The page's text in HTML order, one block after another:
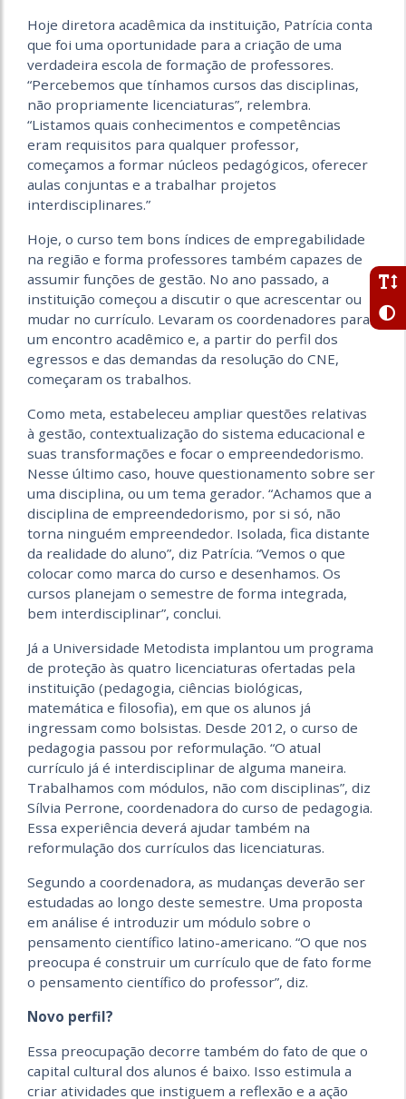
Hoje diretora acadêmica da instituição, Patrícia conta
que foi uma oportunidade para a criação de uma
verdadeira escola de formação de professores.
“Percebemos que tínhamos cursos das disciplinas,
não propriamente licenciaturas”, relembra.
“Listamos quais conhecimentos e competências
eram requisitos para qualquer professor,
começamos a formar núcleos pedagógicos, oferecer
aulas conjuntas e a trabalhar projetos
interdisciplinares.”
Hoje, o curso tem bons índices de empregabilidade
na região e forma professores também capazes de
assumir funções de gestão. No ano passado, a
instituição começou a discutir o que acrescentar ou
mudar no currículo. Levaram os coordenadores para
um encontro acadêmico e, a partir do perfil dos
egressos e das demandas da resolução do CNE,
começaram os trabalhos.
Como meta, estabeleceu ampliar questões relativas
à gestão, contextualização do sistema educacional e
suas transformações e focar o empreendedorismo.
Nesse último caso, houve questionamento sobre ser
uma disciplina, ou um tema gerador. “Achamos que a
disciplina de empreendedorismo, por si só, não
torna ninguém empreendedor. Isolada, fica distante
da realidade do aluno”, diz Patrícia. “Vemos o que
colocar como marca do curso e desenhamos. Os
cursos planejam o semestre de forma integrada,
bem interdisciplinar”, conclui.
Já a Universidade Metodista implantou um programa
de proteção às quatro licenciaturas ofertadas pela
instituição (pedagogia, ciências biológicas,
matemática e filosofia), em que os alunos já
ingressam como bolsistas. Desde 2012, o curso de
pedagogia passou por reformulação. “O atual
currículo já é interdisciplinar de alguma maneira.
Trabalhamos com módulos, não com disciplinas”, diz
Sílvia Perrone, coordenadora do curso de pedagogia.
Essa experiência deverá ajudar também na
reformulação dos currículos das licenciaturas.
Segundo a coordenadora, as mudanças deverão ser
estudadas ao longo deste semestre. Uma proposta
em análise é introduzir um módulo sobre o
pensamento científico latino-americano. “O que nos
preocupa é construir um currículo que de fato forme
o pensamento científico do professor”, diz.
Novo perfil?
Essa preocupação decorre também do fato de que o
capital cultural dos alunos é baixo. Isso estimula a
criar atividades que instiguem a reflexão e a ação